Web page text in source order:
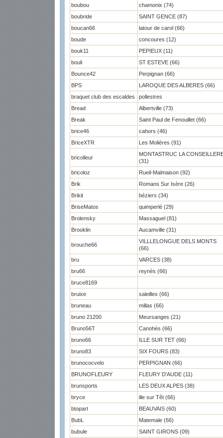
boubou
chamonix (74)
boubride
SAINT GENCE (87)
boucan66
latour de carol (66)
boude
concoures (12)
bouk11
PEPIEUX (11)
bouli
ST ESTEVE (66)
Bounce42
Perpignan (66)
BPS
LAROQUE DES ALBERES (66)
braquet club des escaldes
pollestres
Bread
Albertville (73)
Break
Saint Paul de Fenouillet (66)
brice46
cahors (46)
BriceXTR
Les Molières (91)
bricolleur
MONTASTRUC LA
(31)
bricoloz
Rueil-Malmaison (92)
Brik
Romans Sur Isère (26)
Brikit
béziers (34)
BriseMatos
quimperlé (29)
Brolensky
Massaguel (81)
Brooklin
Aucamville (31)
brouche66
VILLLELONGUE DELS MONTS
(66)
bru
VARCES (38)
bru66
reynès (66)
bruce8169
bruixe
saleilles (66)
bruneau
millas (66)
bruno 21200
Meursanges (21)
Bruno56T
Canohès (66)
bruno66
ILLE SUR TET (66)
bruno83
SIX FOURS (83)
brunococvelo
PERPIGNAN (66)
BRUNOFLEURY
FLEURY D'AUDE (11)
brunsports
LES DEUX ALPES (38)
bryce
ille sur Têt (66)
btopart
BEAUVAIS (60)
BubL
Matemale (66)
bubule
SAINT GIRONS (09)